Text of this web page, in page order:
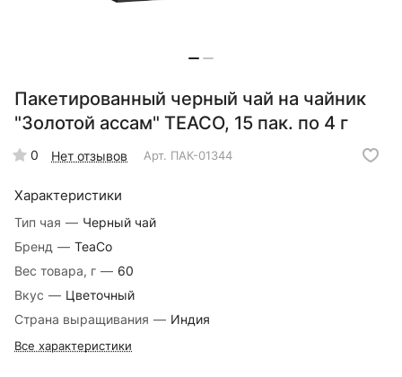
Пакетированный черный чай на чайник
"Золотой ассам" TEACO, 15 пак. по 4 г
0 Нет отзывов Арт. ПАК-01344
Характеристики
Тип чая — Черный чай
Бренд — TeaCo
Вес товара, г — 60
Вкус — Цветочный
Страна выращивания — Индия
Все характеристики